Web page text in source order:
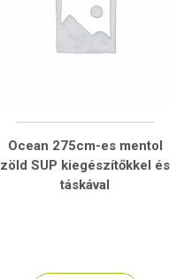
Ocean 275cm-es mentol
zöld SUP kiegészítőkkel és
táskával